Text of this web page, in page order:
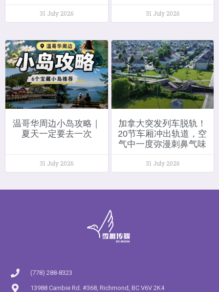
31 July 2026 31 July 2026
温哥华周边小岛攻略｜
夏天一定要去一次
31 July 2026
加拿大突发列车脱轨！
20节车厢冲出轨道，空
气中一度弥漫刺鼻气味
31 July 2026
(778) 288-8323
13988 Cambie Rd. #368, Richmond, BC V6V 2K4